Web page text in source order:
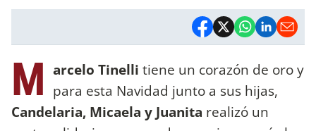
M arcelo Tinelli tiene un corazón de oro y
para esta Navidad junto a sus hijas,
Candelaria, Micaela y Juanita realizó un